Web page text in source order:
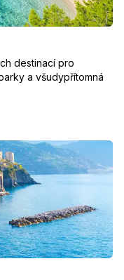
destinací pro
a všudypřítomná